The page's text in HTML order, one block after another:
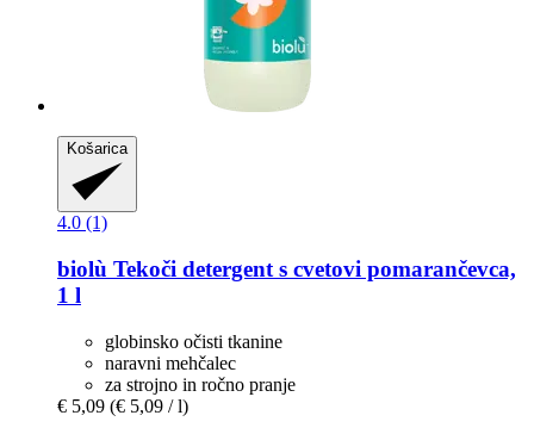
Košarica
4.0 (1)
biolù Tekoči detergent s cvetovi pomarančevca,
1 l
globinsko očisti tkanine
naravni mehčalec
za strojno in ročno pranje
€ 5,09 (€ 5,09 / l)